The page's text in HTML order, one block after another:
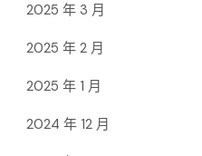
2025 年 3 月
2025 年 2 月
2025 年 1 月
2024 年 12 月